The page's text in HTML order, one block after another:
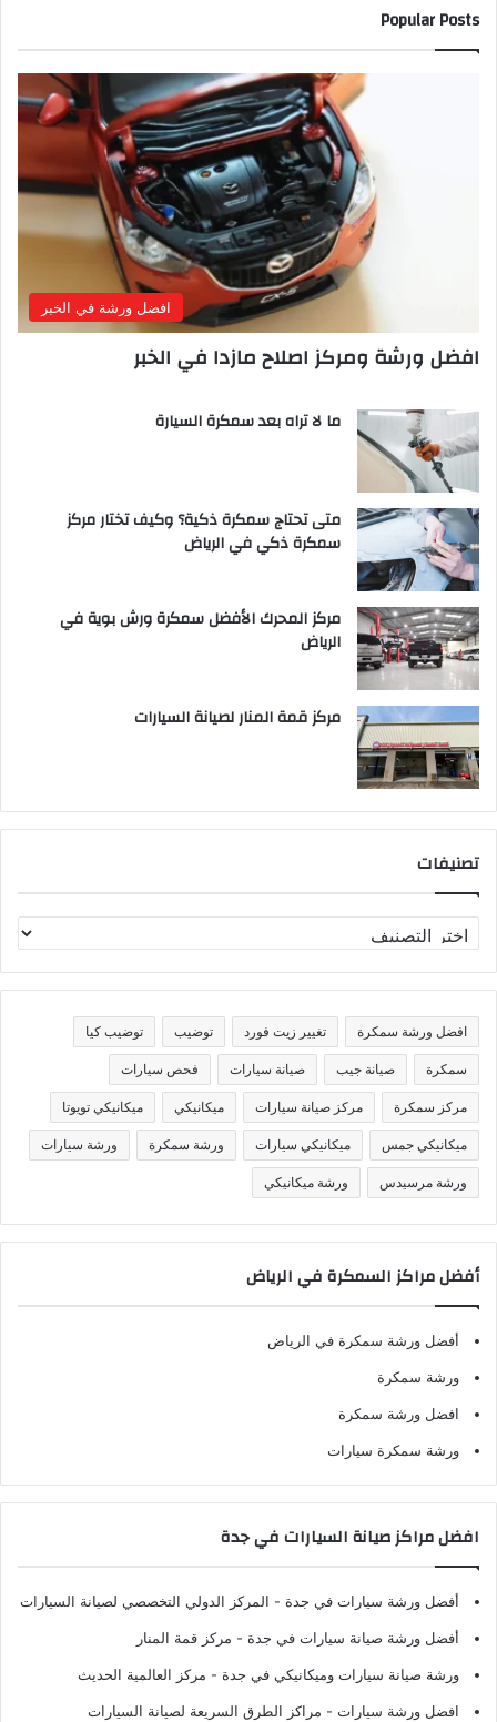
Popular Posts
افضل ورشة في الخبر
افضل ورشة ومركز اصلاح مازدا في الخبر
ما لا تراه بعد سمكرة السيارة
متى تحتاج سمكرة ذكية؟ وكيف تختار مركز
سمكرة ذكي في الرياض
مركز المحرك الأفضل سمكرة ورش بوية في
الرياض
مركز قمة المنار لصيانة السيارات
تصنيفات
ص
ن
ف
ا
افضل ورشة سمكرة تغيير زيت فورد توضيب توضيب كيا
سمكرة صيانة جيب صيانة سيارات فحص سيارات
مركز سمكرة مركز صيانة سيارات ميكانيكي ميكانيكي تويوتا
ميكانيكي جمس ميكانيكي سيارات ورشة سمكرة ورشة سيارات
ورشة مرسيدس ورشة ميكانيكي
أفضل مراكز السمكرة في الرياض
أفضل ورشة سمكرة في الرياض
ورشة سمكرة
افضل ورشة سمكرة
ورشة سمكرة سيارات
افضل مراكز صيانة السيارات في جدة
أفضل ورشة سيارات في جدة - المركز الدولي التخصصي لصيانة السيارات
أفضل ورشة صيانة سيارات في جدة - مركز قمة المنار
ورشة صيانة سيارات وميكانيكي في جدة - مركز العالمية الحديث
افضل ورشة سيارات - مراكز الطرق السريعة لصيانة السيارات